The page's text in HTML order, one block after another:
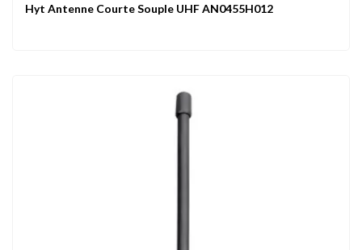
Hyt Antenne Courte Souple UHF AN0455H012